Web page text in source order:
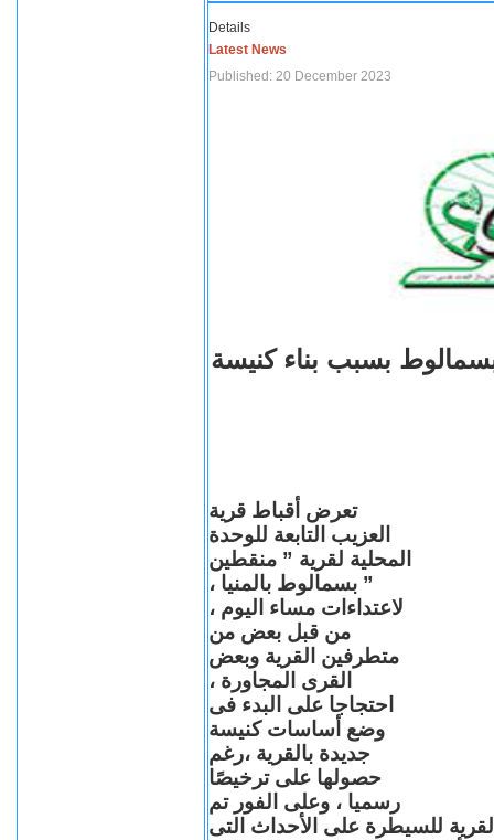
Details
Latest News
Published: 20 December 2023
بسبب بناء كنيسة
تعرض أقباط قرية
العزيب التابعة للوحدة
المحلية لقرية ” منقطين
” بسمالوط بالمنيا ،
لاعتداءات مساء اليوم ،
من قبل بعض من
متطرفين القرية وبعض
القرى المجاورة ،
احتجاجا على البدء فى
وضع أساسات كنيسة
جديدة بالقرية ،رغم
حصولها على ترخيصًا
رسميا ، وعلى الفور تم
للسيطرة على الأحداث التى